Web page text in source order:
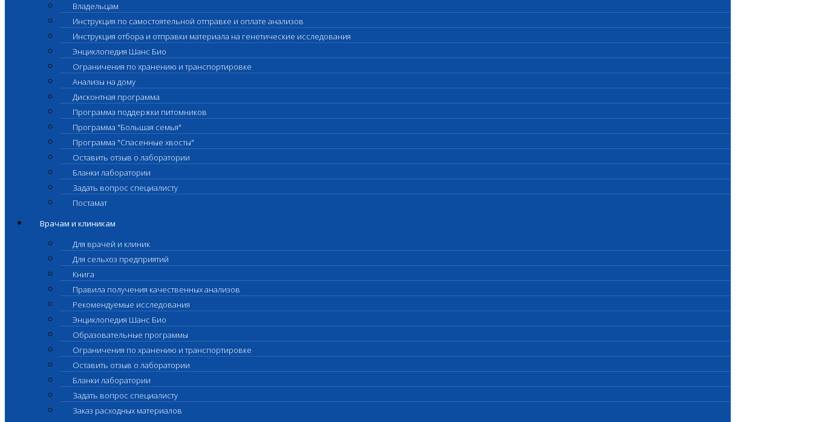
Владельцам
Инструкция по самостоятельной отправке и оплате анализов
Инструкция отбора и отправки материала на генетические исследования
Энциклопедия Шанс Био
Ограничения по хранению и транспортировке
Анализы на дому
Дисконтная программа
Программа поддержки питомников
Программа "Большая семья"
Программа "Спасенные хвосты"
Оставить отзыв о лаборатории
Бланки лаборатории
Задать вопрос специалисту
Постамат
Врачам и клиникам
Для врачей и клиник
Для сельхоз предприятий
Книга
Правила получения качественных анализов
Рекомендуемые исследования
Энциклопедия Шанс Био
Образовательные программы
Ограничения по хранению и транспортировке
Оставить отзыв о лаборатории
Бланки лаборатории
Задать вопрос специалисту
Заказ расходных материалов